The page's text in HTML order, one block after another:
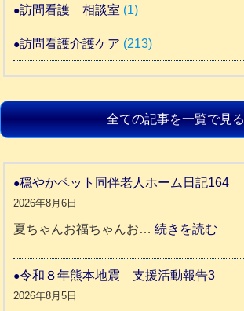
訪問看護 相談室 (1)
訪問看護介護ケア (213)
全ての記事を一覧で見る
穏やかペット同伴老人ホーム日記164
2026年8月6日
夏ちゃんお福ちゃんお…続きを読む
令和８年熊本地震 支援活動報告3
2026年8月5日